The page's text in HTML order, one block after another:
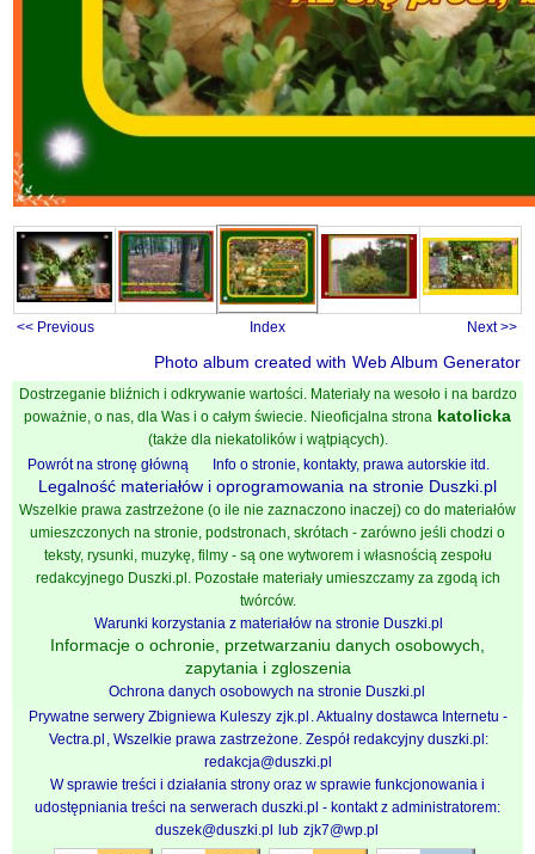
<< Previous Index Next >>
Photo album created with Web Album Generator
Dostrzeganie bliźnich i odkrywanie wartości. Materiały na wesoło i na bardzo
poważnie, o nas, dla Was i o całym świecie. Nieoficjalna strona katolicka
(także dla niekatolików i wątpiących).
Powrót na stronę główną
Info o stronie, kontakty, prawa autorskie itd.
Legalność materiałów i oprogramowania na stronie Duszki.pl
Wszelkie prawa zastrzeżone (o ile nie zaznaczono inaczej) co do materiałów
umieszczonych na stronie, podstronach, skrótach - zarówno jeśli chodzi o
teksty, rysunki, muzykę, filmy - są one wytworem i własnością zespołu
redakcyjnego Duszki.pl. Pozostałe materiały umieszczamy za zgodą ich
twórców.
Warunki korzystania z materiałów na stronie Duszki.pl
Informacje o ochronie, przetwarzaniu danych osobowych,
zapytania i zgloszenia
Ochrona danych osobowych na stronie Duszki.pl
Prywatne serwery Zbigniewa Kuleszy zjk.pl . Aktualny dostawca Internetu -
Vectra.pl , Wszelkie prawa zastrzeżone. Zespół redakcyjny duszki.pl:
redakcja@duszki.pl
W sprawie treści i działania strony oraz w sprawie funkcjonowania i
udostępniania treści na serwerach duszki.pl - kontakt z administratorem:
duszek@duszki.pl lub zjk7@wp.pl